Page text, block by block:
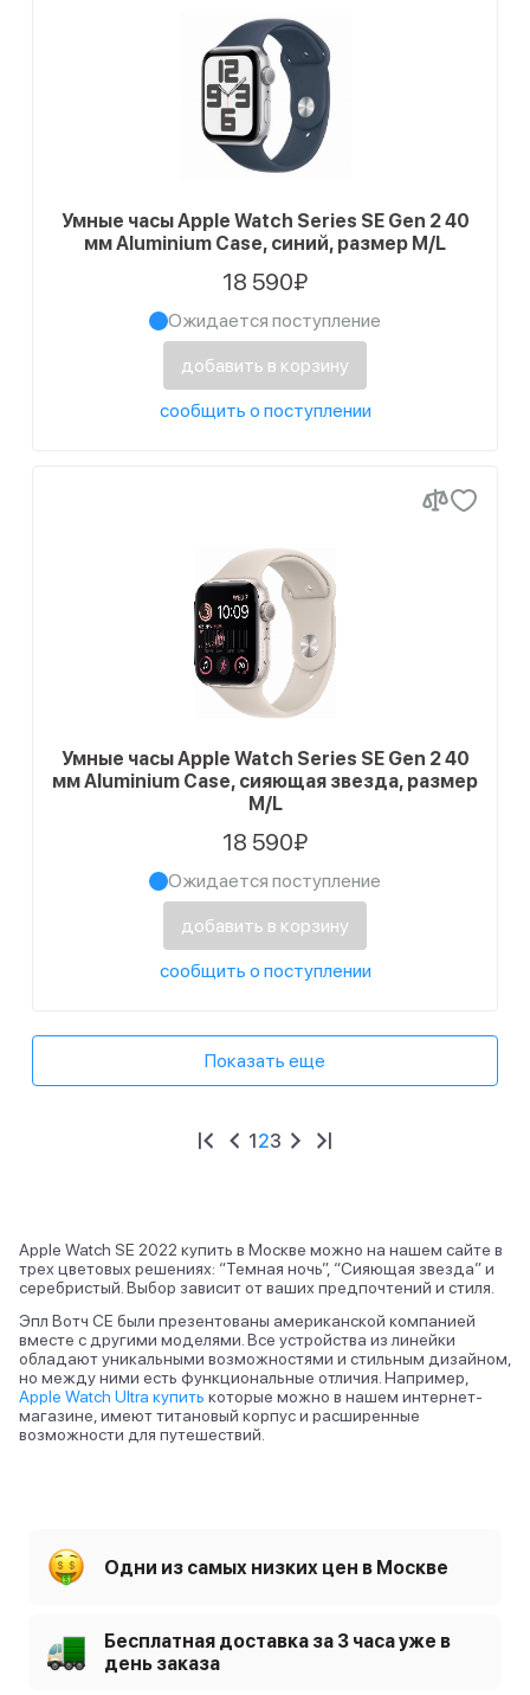
Умные часы Apple Watch Series SE Gen 2 40
мм Aluminium Case, синий, размер M/L
18 590₽
Ожидается поступление
добавить в корзину
сообщить о поступлении
Умные часы Apple Watch Series SE Gen 2 40
мм Aluminium Case, сияющая звезда, размер
M/L
18 590₽
Ожидается поступление
добавить в корзину
сообщить о поступлении
Показать еще
123
Apple Watch SE 2022 купить в Москве можно на нашем сайте в
трех цветовых решениях: “Темная ночь”, “Сияющая звезда” и
серебристый. Выбор зависит от ваших предпочтений и стиля.
Эпл Вотч СЕ были презентованы американской компанией
вместе с другими моделями. Все устройства из линейки
обладают уникальными возможностями и стильным дизайном,
но между ними есть функциональные отличия. Например,
Apple Watch Ultra купить которые можно в нашем интернет-
магазине, имеют титановый корпус и расширенные
возможности для путешествий.
Одни из самых низких цен в Москве
Бесплатная доставка за 3 часа уже в
день заказа